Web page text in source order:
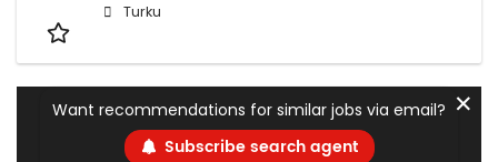
Turku
Want recommendations for similar jobs via email?
Subscribe search agent
✕